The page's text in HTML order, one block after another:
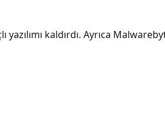
kaldırdı. Ayrıca